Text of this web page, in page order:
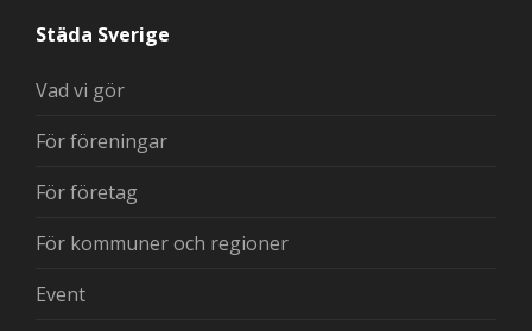
Städa Sverige
Vad vi gör
För föreningar
För företag
För kommuner och regioner
Event